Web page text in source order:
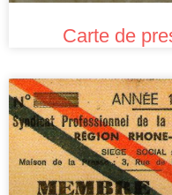
Carte de